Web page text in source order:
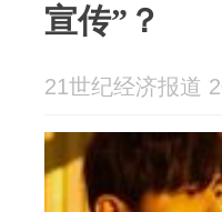
宣传”？
21世纪经济报道